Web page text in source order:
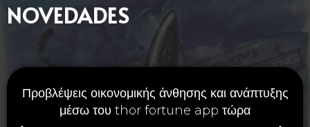
NOVEDADES
Προβλέψεις οικονομικής άνθησης και ανάπτυξης
μέσω του thor fortune app τώρα